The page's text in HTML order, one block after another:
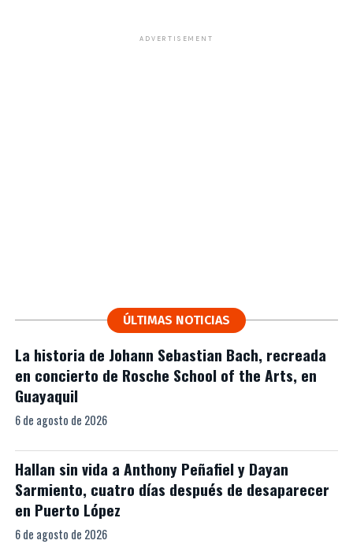
ADVERTISEMENT
ÚLTIMAS NOTICIAS
La historia de Johann Sebastian Bach, recreada
en concierto de Rosche School of the Arts, en
Guayaquil
6 de agosto de 2026
Hallan sin vida a Anthony Peñafiel y Dayan
Sarmiento, cuatro días después de desaparecer
en Puerto López
6 de agosto de 2026